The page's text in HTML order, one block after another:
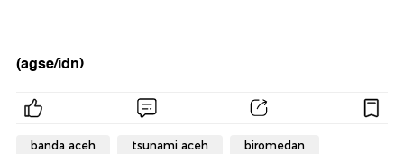
(agse/idn)
banda aceh tsunami aceh biromedan